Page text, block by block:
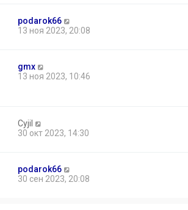
podarok66
13 ноя 2023, 20:08
gmx
13 ноя 2023, 10:46
Cyjil
30 окт 2023, 14:30
podarok66
30 сен 2023, 20:08